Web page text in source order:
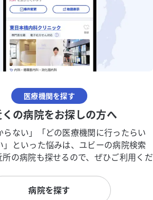
医療機関を探す
くの病院をお探しの方へ
らない」「どの医療機関に行ったらい
」といった悩みは、ユビーの病院検索
所の病院も探せるので、ぜひご利用くだ
病院を探す